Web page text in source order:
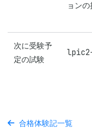
ョンの
次に受験予
定の試験
合格体験記一覧